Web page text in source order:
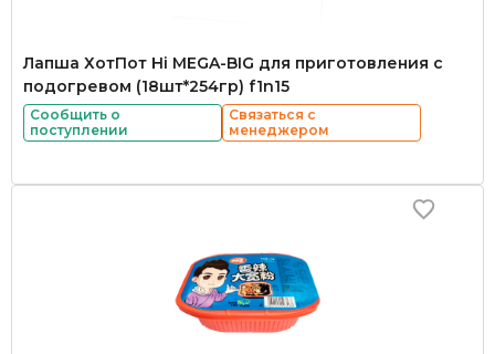
Лапша ХотПот Hi MEGA-BIG для приготовления с
подогревом (18шт*254гр) f1n15
Сообщить о
поступлении
Связаться с
менеджером